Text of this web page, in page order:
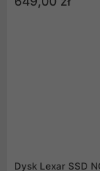
NAND
korzystasz na co
Dysk Lexar SSD